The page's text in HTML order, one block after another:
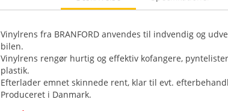
Vinylrens fra BRANFORD anvendes til indvendig og
bilen.
Vinylrens rengør hurtig og effektiv kofangere,
plastik.
Efterlader emnet skinnede rent, klar til evt.
Produceret i Danmark.